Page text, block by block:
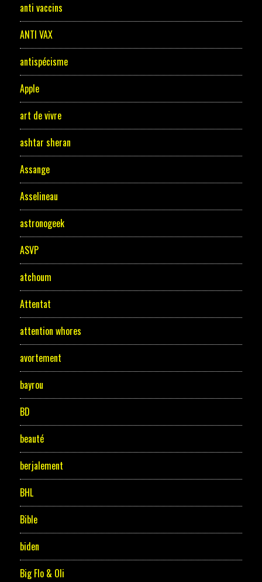
anti vaccins
ANTI VAX
antispécisme
Apple
art de vivre
ashtar sheran
Assange
Asselineau
astronogeek
ASVP
atchoum
Attentat
attention whores
avortement
bayrou
BD
beauté
berjalement
BHL
Bible
biden
Big Flo & Oli